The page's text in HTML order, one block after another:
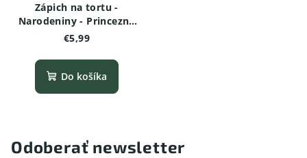
Zápich na tortu -
Narodeniny - Princezná
(Rozprávková edícia)
€5,99
Do košíka
Odoberať newsletter